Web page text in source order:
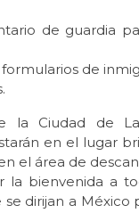
de guardia
de
la Ciudad de
en el lugar
el área de
la bienvenida a
se dirijan a